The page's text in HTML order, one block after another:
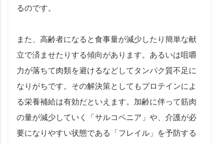
るのです。
また、高齢者になると食事量が減少したり簡単な献
立で済ませたりする傾向があります。あるいは咀嚼
力が落ちて肉類を避けるなどしてタンパク質不足に
なりがちです。その解決策としてもプロテインによ
る栄養補給は有効だといえます。加齢に伴って筋肉
の量が減少していく「サルコペニア」や、介護が必
要になりやすい状態である「フレイル」を予防する